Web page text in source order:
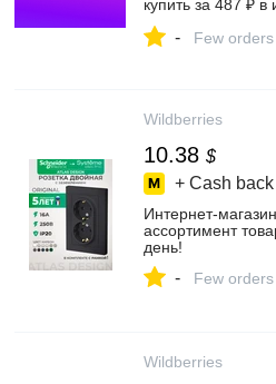
купить за 487 ₽ в
- Few orders
Wildberries
10.38 $
+ Cash
ассортимент
день!
- Few orders
Wildberries